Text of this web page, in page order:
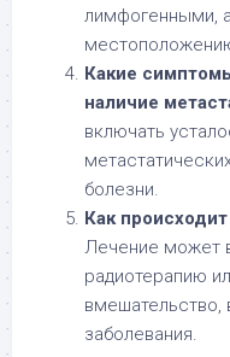
лимфогенными,
Какие
наличие
включать
болезни.
Как
Лечение может
радиотерапию
вмешательство,
заболевания.